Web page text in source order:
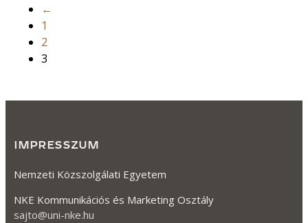
←
1
2
3
IMPRESSZUM
Nemzeti Közszolgálati Egyetem
NKE Kommunikációs és Marketing Osztály
sajto@uni-nke.hu